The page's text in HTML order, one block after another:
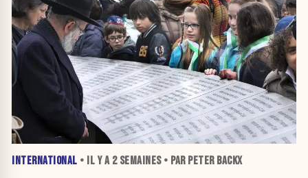
INTERNATIONAL • IL Y A 2 SEMAINES• PAR PETER BACKX